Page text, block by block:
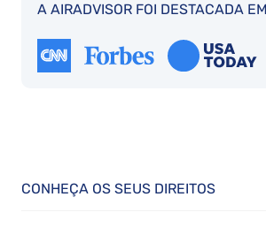
A AIRADVISOR FOI DESTACADA
CONHEÇA OS SEUS DIREITOS